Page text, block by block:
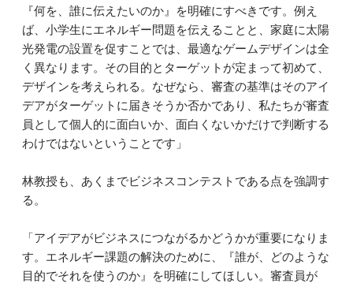
『何を、誰に伝えたいのか』を明確にすべきです。例え
ば、小学生にエネルギー問題を伝えることと、家庭に太陽
光発電の設置を促すことでは、最適なゲームデザインは全
く異なります。その目的とターゲットが定まって初めて、
デザインを考えられる。なぜなら、審査の基準はそのアイ
デアがターゲットに届きそうか否かであり、私たちが審査
員として個人的に面白いか、面白くないかだけで判断する
わけではないということです」
林教授も、あくまでビジネスコンテストである点を強調す
る。
「アイデアがビジネスにつながるかどうかが重要になりま
す。エネルギー課題の解決のために、『誰が、どのような
目的でそれを使うのか』を明確にしてほしい。審査員が